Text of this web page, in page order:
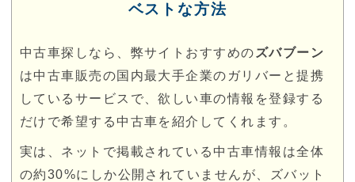
ベストな方法
中古車探しなら、弊サイトおすすめのズバブーン
は中古車販売の国内最大手企業のガリバーと提携
しているサービスで、欲しい車の情報を登録する
だけで希望する中古車を紹介してくれます。
実は、ネットで掲載されている中古車情報は全体
の約30%にしか公開されていませんが、ズバット